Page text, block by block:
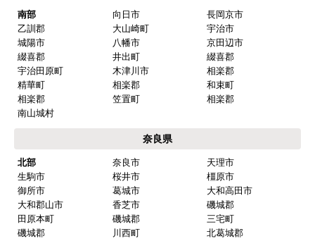
南部
向日市
長岡京市
乙訓郡
大山崎町
宇治市
城陽市
八幡市
京田辺市
綴喜郡
井出町
綴喜郡
宇治田原町
木津川市
相楽郡
精華町
相楽郡
和束町
相楽郡
笠置町
相楽郡
南山城村
奈良県
北部 奈良市
天理市
生駒市
桜井市
橿原市
御所市
葛城市
大和高田市
大和郡山市
香芝市
磯城郡
田原本町
磯城郡
三宅町
磯城郡
川西町
北葛城郡